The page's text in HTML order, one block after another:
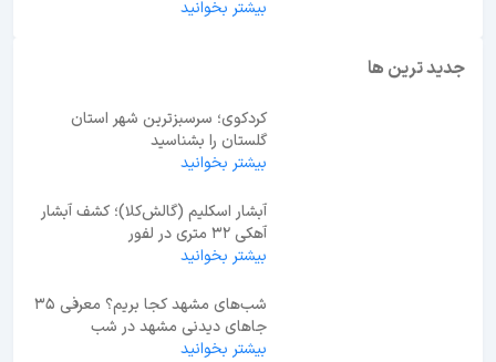
بیشتر بخوانید
جدید ترین ها
کردکوی؛ سرسبزترین شهر استان
گلستان را بشناسید
بیشتر بخوانید
آبشار اسکلیم (گالش‌کلا)؛ کشف آبشار
آهکی ۳۲ متری در لفور
بیشتر بخوانید
شب‌های مشهد کجا بریم؟ معرفی 35
جاهای دیدنی مشهد در شب
بیشتر بخوانید